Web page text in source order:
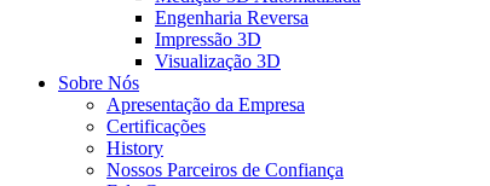
Engenharia Reversa
Impressão 3D
Visualização 3D
Sobre Nós
Apresentação da Empresa
Certificações
History
Nossos Parceiros de Confiança